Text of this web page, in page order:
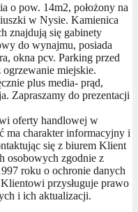
o pow. 14m2, położony na
w Nysie. Kamienica
znajdują się gabinety
do wynajmu, posiada
okna pcv. Parking przed
miejskie.
plus media- prąd,
Zapraszamy do prezentacji
oferty handlowej w
ma charakter informacyjny i
się z biurem Klient
osobowych zgodnie z
roku o ochronie danych
przysługuje prawo
i ich aktualizacji.